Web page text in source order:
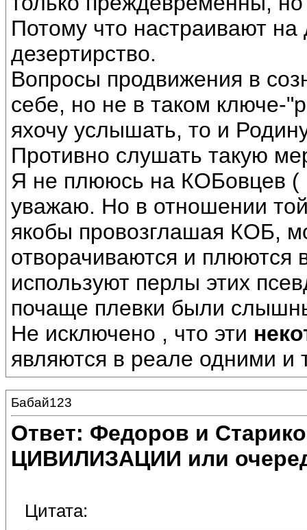
Потому что настраивают
дезертирство.
Вопросы продвижения в
себе, но не в таком ключе-
яхочу услышать, то и
Противно слушать такую
Я не плююсь на КОБовцев (
уважаю. Но в отношении той
якобы провозглашая КОБ,
отворачиваются и
используют перлы этих
почаще плевки были
Не исключено , что эти
являются в реале одними
Бабай123
Ответ: Федоров и
ЦИВИЛИЗАЦИИ или
Цитата: